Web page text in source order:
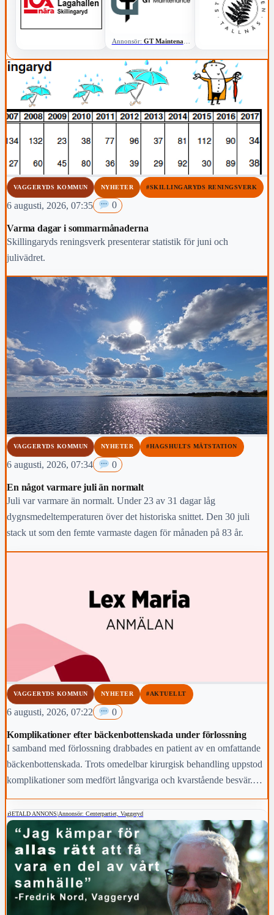
Annonsör: GT Maintenance
VAGGERYDS KOMMUN NYHETER #SKILLINGARYDS RENINGSVERK
6 augusti, 2026, 07:35 0
Varma dagar i sommarmånaderna
Skillingaryds reningsverk presenterar statistik för juni och
julivädret.
VAGGERYDS KOMMUN NYHETER #HAGSHULTS MÄTSTATION
6 augusti, 2026, 07:34 0
En något varmare juli än normalt
Juli var varmare än normalt. Under 23 av 31 dagar låg
dygnsmedeltemperaturen över det historiska snittet. Den 30 juli
stack ut som den femte varmaste dagen för månaden på 83 år.
VAGGERYDS KOMMUN NYHETER #AKTUELLT
6 augusti, 2026, 07:22 0
Komplikationer efter bäckenbottenskada under förlossning
I samband med förlossning drabbades en patient av en omfattande
bäckenbottenskada. Trots omedelbar kirurgisk behandling uppstod
komplikationer som medfört långvariga och kvarstående besvär.
Region Jönköpings län anmäler händelsen för prövning enligt lex
Maria.
BETALD ANNONS|Annonsör: Centerpartiet, Vaggeryd